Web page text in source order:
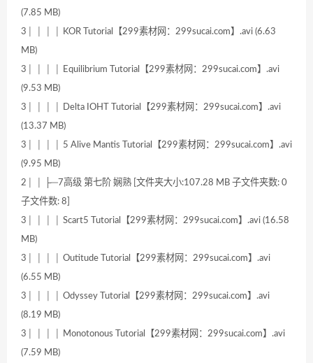
(7.85 MB)
3│ │ │ │ KOR Tutorial【299素材网：299sucai.com】.avi (6.63
MB)
3│ │ │ │ Equilibrium Tutorial【299素材网：299sucai.com】.avi
(9.53 MB)
3│ │ │ │ Delta IOHT Tutorial【299素材网：299sucai.com】.avi
(13.37 MB)
3│ │ │ │ 5 Alive Mantis Tutorial【299素材网：299sucai.com】.avi
(9.95 MB)
2│ │ ├─7高级 第七阶 娴熟 [文件夹大小:107.28 MB 子文件夹数: 0
子文件数: 8]
3│ │ │ │ Scart5 Tutorial【299素材网：299sucai.com】.avi (16.58
MB)
3│ │ │ │ Outitude Tutorial【299素材网：299sucai.com】.avi
(6.55 MB)
3│ │ │ │ Odyssey Tutorial【299素材网：299sucai.com】.avi
(8.19 MB)
3│ │ │ │ Monotonous Tutorial【299素材网：299sucai.com】.avi
(7.59 MB)